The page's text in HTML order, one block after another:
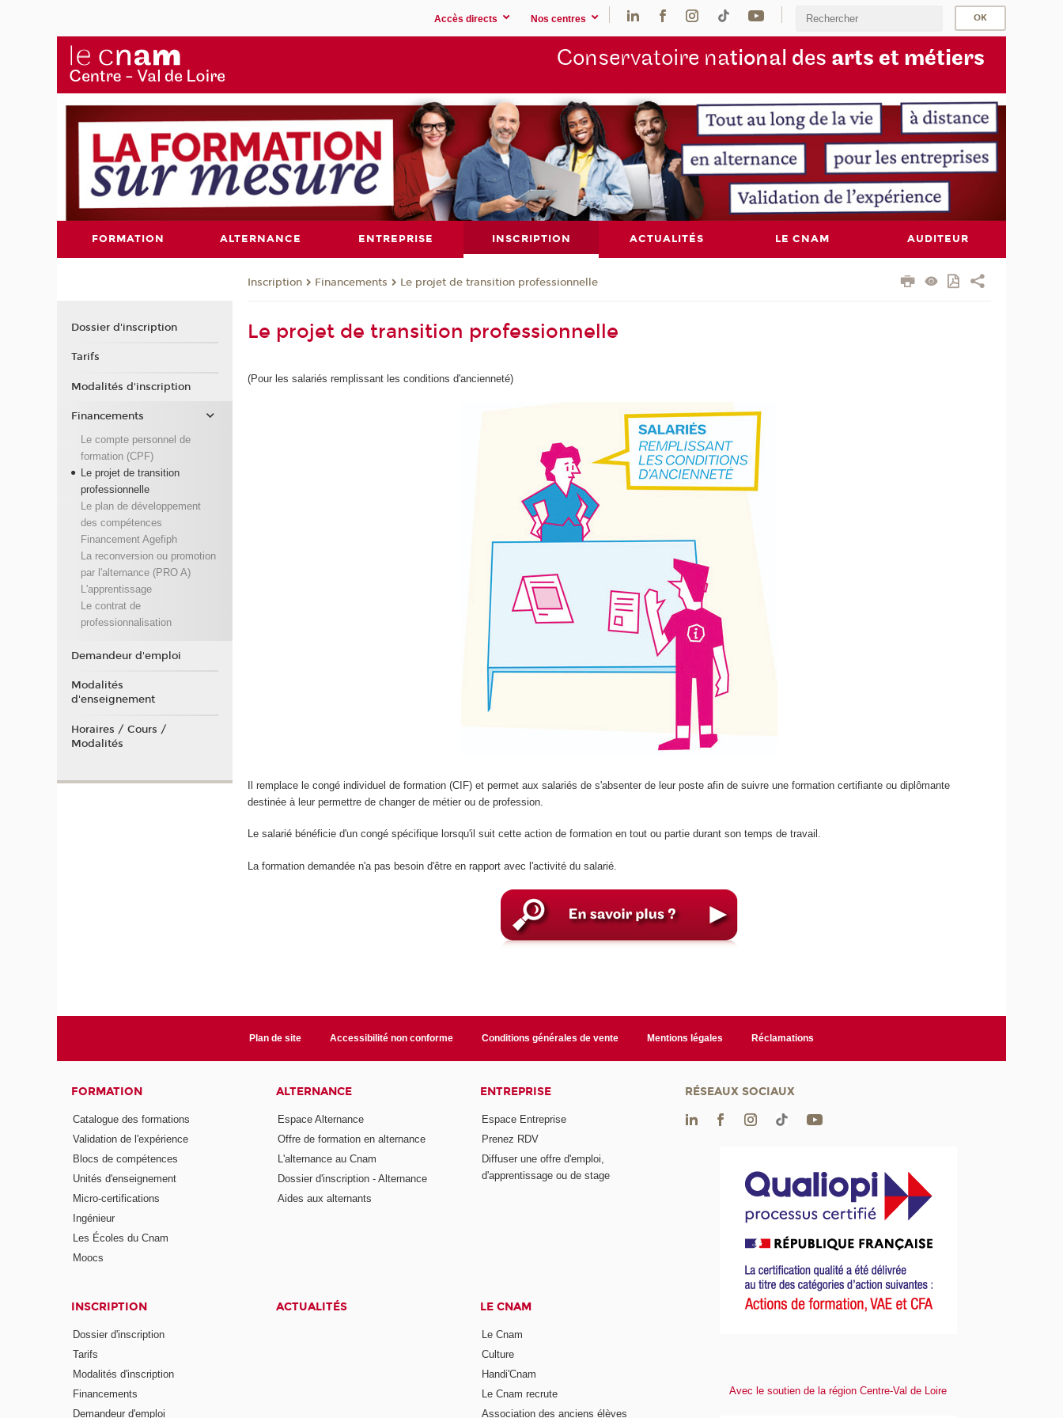
Accès directs Nos centres
Conservatoire national des arts et métiers
FORMATION ALTERNANCE ENTREPRISE INSCRIPTION ACTUALITÉS LE CNAM AUDITEUR
Inscription Financements Le projet de transition professionnelle
Le projet de transition professionnelle
(Pour les salariés remplissant les conditions d'ancienneté)
Il remplace le congé individuel de formation (CIF) et permet aux salariés de s'absenter de leur poste afin de suivre une formation certifiante ou diplômante
destinée à leur permettre de changer de métier ou de profession.
Le salarié bénéficie d'un congé spécifique lorsqu'il suit cette action de formation en tout ou partie durant son temps de travail.
La formation demandée n'a pas besoin d'être en rapport avec l'activité du salarié.
Dossier d'inscription
Tarifs
Modalités d'inscription
Financements
Le compte personnel de
formation (CPF)
Le projet de transition
professionnelle
Le plan de développement
des compétences
Financement Agefiph
La reconversion ou promotion
par l'alternance (PRO A)
L'apprentissage
Le contrat de
professionnalisation
Demandeur d'emploi
Modalités
d'enseignement
Horaires / Cours /
Modalités
Plan de site Accessibilité non conforme Conditions générales de vente Mentions légales Réclamations
FORMATION
Catalogue des formations
Validation de l'expérience
Blocs de compétences
Unités d'enseignement
Micro-certifications
Ingénieur
Les Écoles du Cnam
Moocs
ALTERNANCE
Espace Alternance
Offre de formation en alternance
L'alternance au Cnam
Dossier d'inscription - Alternance
Aides aux alternants
ENTREPRISE
Espace Entreprise
Prenez RDV
Diffuser une offre d'emploi,
d'apprentissage ou de stage
INSCRIPTION
Dossier d'inscription
Tarifs
Modalités d'inscription
Financements
Demandeur d'emploi
ACTUALITÉS LE CNAM
Le Cnam
Culture
Handi'Cnam
Le Cnam recrute
Association des anciens élèves
RÉSEAUX SOCIAUX
Avec le soutien de la région Centre-Val de Loire